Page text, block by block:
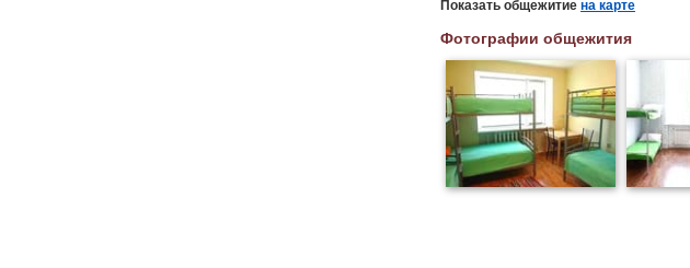
Показать общежитие на карте
Фотографии общежития